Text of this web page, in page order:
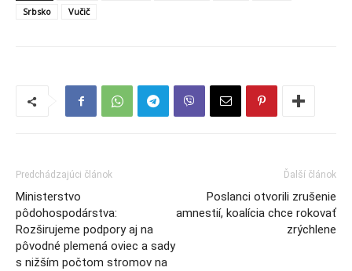
Srbsko
Vučič
Predchádzajúci článok
Ministerstvo
pôdohospodárstva:
Rozširujeme podpory aj na
pôvodné plemená oviec a sady
s nižším počtom stromov na
Ďalší článok
Poslanci otvorili zrušenie
amnestií, koalícia chce rokovať
zrýchlene